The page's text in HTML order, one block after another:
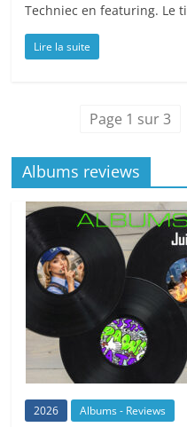
Techniec en featuring. Le
Lire la suite
Page 1 sur 3
Albums reviews
2026 Albums - Reviews